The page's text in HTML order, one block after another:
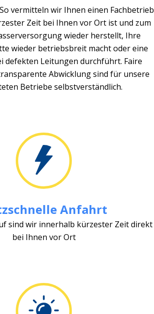
vermitteln wir Ihnen einen Fachbetrieb
Zeit bei Ihnen vor Ort ist und zum
wieder herstellt, Ihre
wieder betriebsbreit macht oder eine
defekten Leitungen durchführt. Faire
Abwicklung sind für unsere
Betriebe selbstverständlich.
Anfahrt
sind wir innerhalb kürzester Zeit direkt
bei Ihnen vor Ort